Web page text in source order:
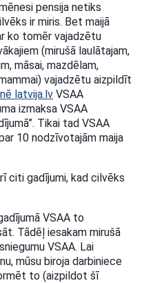
pensija netiks
ir miris. Bet maijā
ko tomēr vajadzētu
(mirušā laulātajam,
māsai, mazdēlam,
vajadzētu aizpildīt
latvija.lv VSAA
izmaksa VSAA
Tikai tad VSAA
10 nodzīvotajām maija
citi gadījumi, kad cilvēks
VSAA to
Tādēļ iesakam mirušā
VSAA. Lai
mūsu biroja darbiniece
to (aizpildot šī